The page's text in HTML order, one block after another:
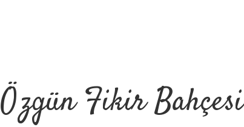
Özgün Fikir Bahçesi